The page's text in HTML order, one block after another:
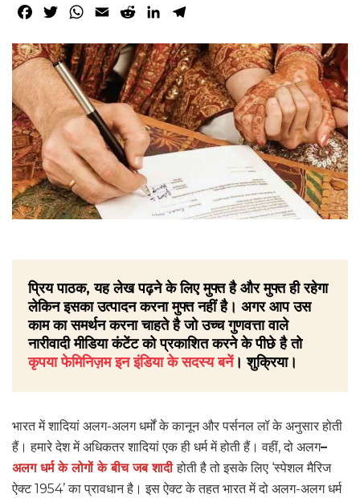
Facebook
TwitterWhatsApp
Email RedditLinkedIn
प्रिय पाठक, यह लेख पढ़ने के लिए मुफ्त है और मुफ्त ही रहेगा
लेकिन इसका उत्पादन करना मुफ्त नहीं है। अगर आप उस
काम का समर्थन करना चाहते है जो उच्च गुणवत्ता वाले
नारीवादी मीडिया कंटेंट को प्रकाशित करने के पीछे है तो
कृपया फेमिनिज़म इन इंडिया के सदस्य बनें। शुक्रिया।
भारत में शादियां अलग-अलग धर्मों के कानून और पर्सनल लॉ के अनुसार होती
हैं। हमारे देश में अधिकतर शादियां एक ही धर्म में होती हैं। वहीं, दो अलग–
अलग धर्म के लोगों के बीच जब शादीहोती है तो इसके लिए ‘स्पेशल मैरिज
ऐक्ट 1954’ का प्रावधान है। इस ऐक्ट के तहत भारत में दो अलग-अलग धर्म